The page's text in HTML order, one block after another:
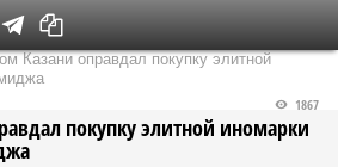
в Татарстане
Казани оправдал покупку элитной
покупку элитной иномарки
1867